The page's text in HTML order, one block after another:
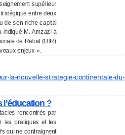
supérieur
entre deux
de son riche capital
indiqué M. Amzazi à
de Rabat (UIR)
enjeux ».
la-nouvelle-strategie-continentale-du-
l’éducation ?
rencontrés par
les pratiques et les
qui ne contraignent